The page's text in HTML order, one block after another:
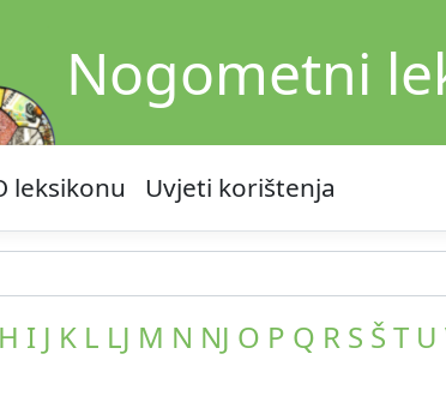
Nogometni
leksikonu Uvjeti korištenja
H I J K L LJ M N NJ O P Q R S Š T U